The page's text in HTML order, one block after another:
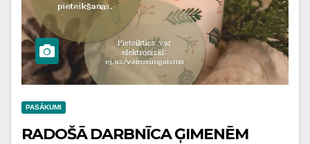
PASĀKUMI
RADOŠĀ DARBNĪCA ĢIMENĒM